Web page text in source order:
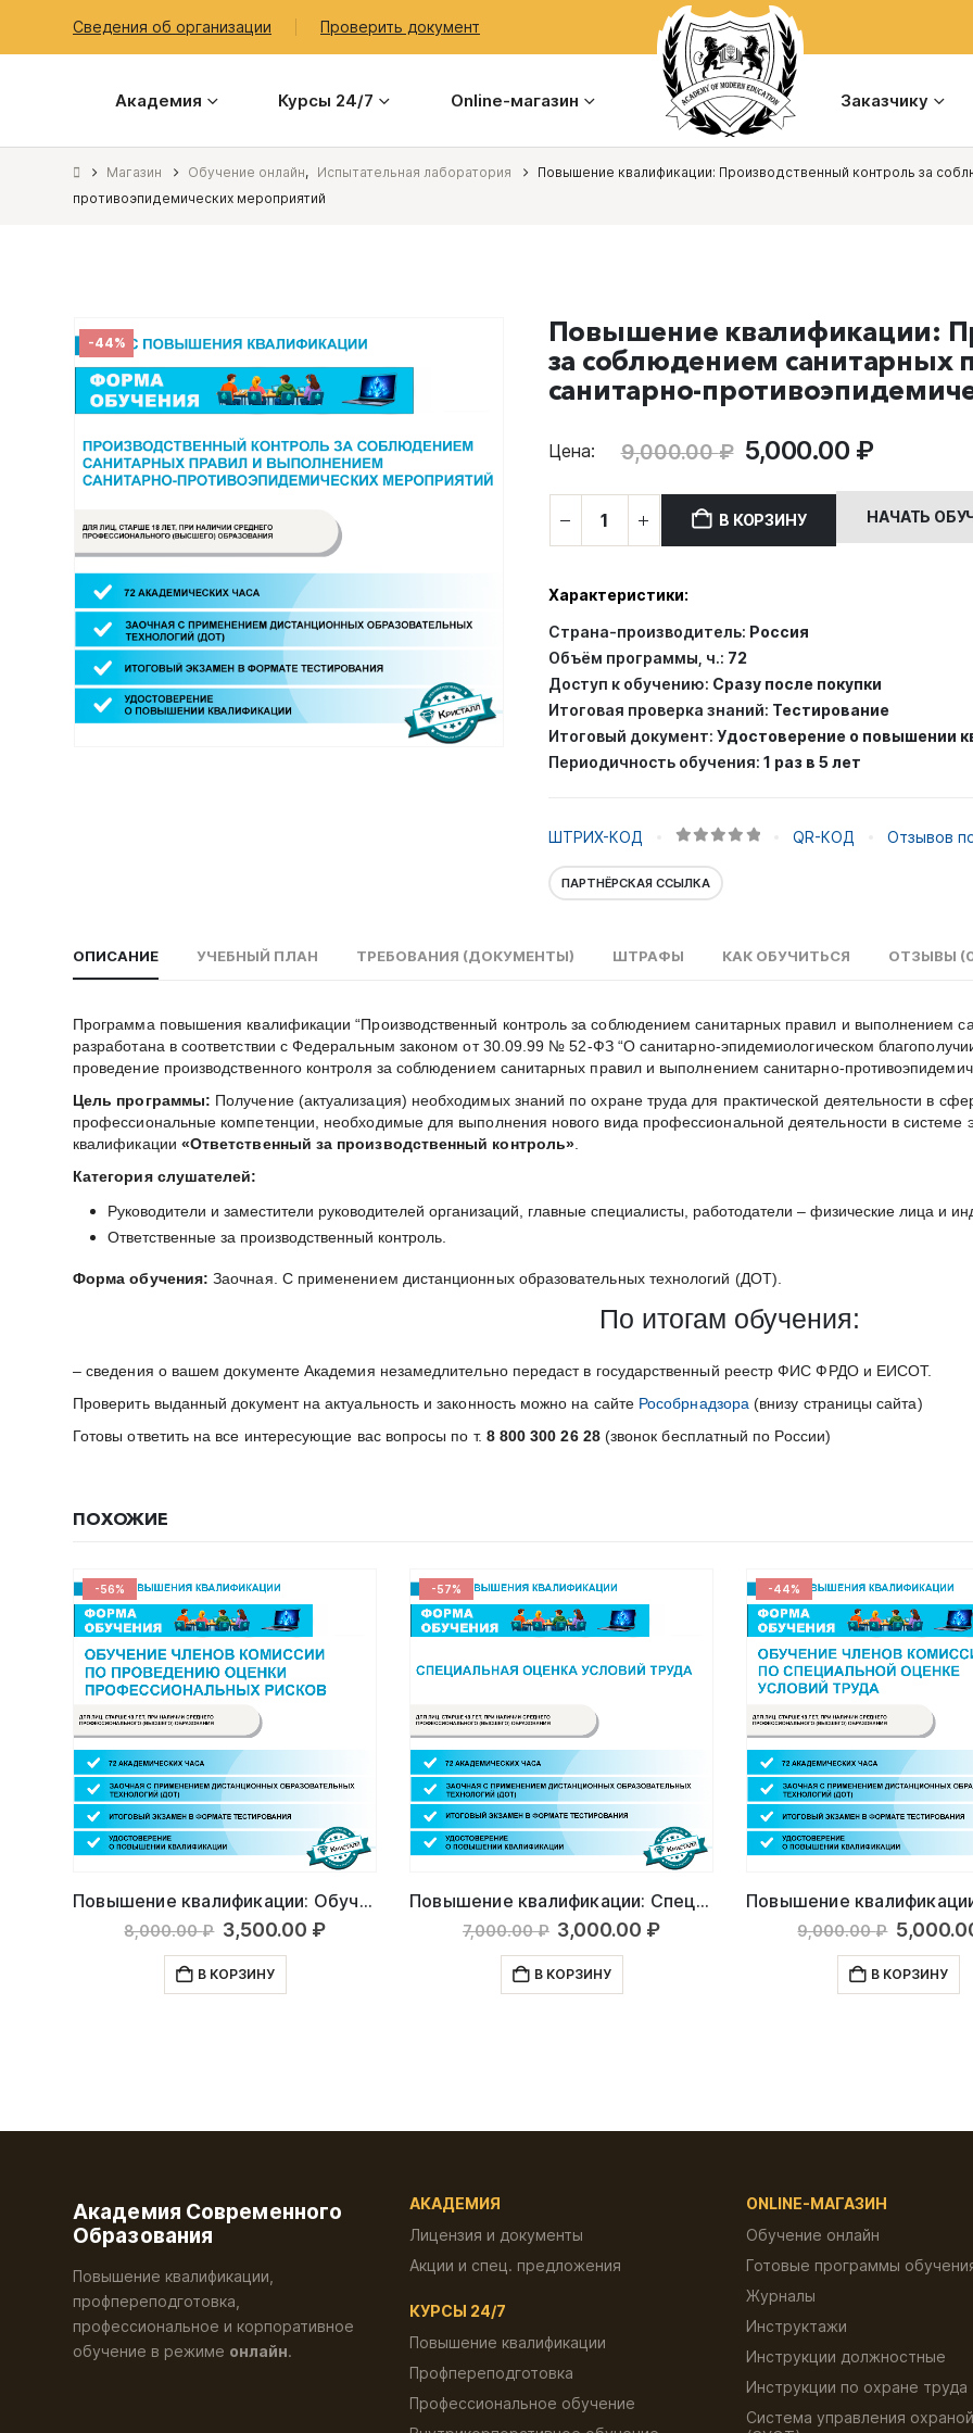
Сведения об организации Проверить документ
Академия Курсы 24/7 Online-магазин Заказчику
Магазин Обучение онлайн, Испытательная лаборатория
Повышение квалификации: Производственный контроль за
противоэпидемических мероприятий
-44%
Повышение квалификации:
за соблюдением санитарных
санитарно-
Цена: 9,000.00₽ Первоначальная
составляла
9,000.00 ₽.
5,000.00 ₽Текущая
Производственный
контроль
за
соблюдением
санитарных
правил
и
противоэпидемических
мероприятий
В КОРЗИНУ НАЧАТЬ
Характеристики:
Страна-производитель: Россия
Объём программы, ч.: 72
Доступ к обучению: Сразу после покупки
Итоговая проверка знаний: Тестирование
Итоговый документ: Удостоверение о повышении
Периодичность обучения: 1 раз в 5 лет
ШТРИХ-КОД QR-КОД Отзывов
ПАРТНЁРСКАЯ ССЫЛКА
ОПИСАНИЕ УЧЕБНЫЙ ПЛАН ТРЕБОВАНИЯ (ДОКУМЕНТЫ) ШТРАФЫ КАК ОБУЧИТЬСЯ ОТЗЫВЫ
Программа повышения квалификации “Производственный контроль за соблюдением санитарных правил и выполнением
разработана в соответствии с Федеральным законом от 30.09.99 № 52-ФЗ “О санитарно-эпидемиологическом
проведение производственного контроля за соблюдением санитарных правил и выполнением санитарно-
Цель программы: Получение (актуализация) необходимых знаний по охране труда для практической деятельности в
профессиональные компетенции, необходимые для выполнения нового вида профессиональной деятельности в системе
квалификации «Ответственный за производственный контроль»
Категория слушателей:
Руководители и заместители руководителей организаций, главные специалисты, работодатели – физические лица и
Ответственные за производственный контроль.
Форма обучения: Заочная. С применением дистанционных образовательных технологий (ДОТ).
По итогам обучения:
– сведения о вашем документе Академия незамедлительно передаст в государственный реестр ФИС ФРДО и ЕИСОТ.
Проверить выданный документ на актуальность и законность можно на сайте Рособрнадзора (внизу страницы сайта)
Готовы ответить на все интересующие вас вопросы по т. 8 800 300 26 28(звонок бесплатный по России)
ПОХОЖИЕ
-56%
Повышение квалификации: Обучение членов комиссии по проведению оценки профессиональных рисков
8,000.00₽ Первоначальная
составляла
3,500.00 ₽Текущая
В КОРЗИНУ
-57%
Повышение квалификации: Специальная оценка условий труда
7,000.00₽ Первоначальная
составляла
3,000.00 ₽Текущая
В КОРЗИНУ
-44%
9,000.00₽
В КОРЗИНУ
Академия Современного
Образования
Повышение квалификации,
профпереподготовка,
профессиональное и корпоративное
обучение в режиме онлайн.
АКАДЕМИЯ
Лицензия и документы
Акции и спец. предложения
КУРСЫ 24/7
Повышение квалификации
Профпереподготовка
Профессиональное обучение
ONLINE-МАГАЗИН
Обучение онлайн
Готовые программы
Журналы
Инструктажи
Инструкции должностные
Инструкции по охране труда
Система управления